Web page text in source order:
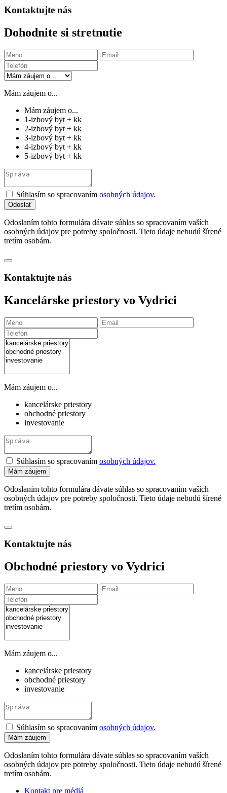
Kontaktujte nás
Dohodnite si stretnutie
Mám záujem o...
Mám záujem o...
1-izbový byt + kk
2-izbový byt + kk
3-izbový byt + kk
4-izbový byt + kk
5-izbový byt + kk
Súhlasím so spracovaním osobných údajov.
Odoslaním tohto formulára dávate súhlas so spracovaním vaších
osobných údajov pre potreby spoločnosti. Tieto údaje nebudú šírené
tretím osobám.
Kontaktujte nás
Kancelárske priestory vo Vydrici
Mám záujem o...
kancelárske priestory
obchodné priestory
investovanie
Súhlasím so spracovaním osobných údajov.
Odoslaním tohto formulára dávate súhlas so spracovaním vaších
osobných údajov pre potreby spoločnosti. Tieto údaje nebudú šírené
tretím osobám.
Kontaktujte nás
Obchodné priestory vo Vydrici
Mám záujem o...
kancelárske priestory
obchodné priestory
investovanie
Súhlasím so spracovaním osobných údajov.
Odoslaním tohto formulára dávate súhlas so spracovaním vaších
osobných údajov pre potreby spoločnosti. Tieto údaje nebudú šírené
tretím osobám.
Kontakt pre médiá